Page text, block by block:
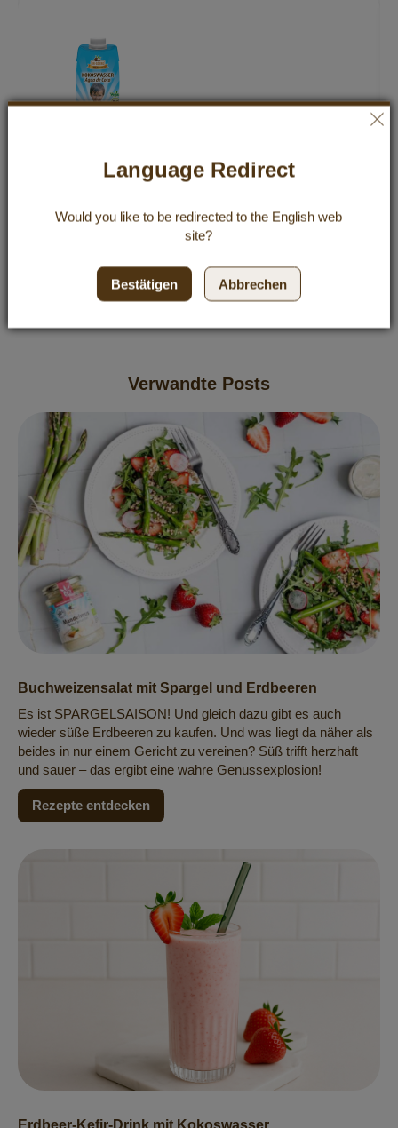
1,99 €
Inkl. 19% Steuern, exkl. Versandkosten
Verwandte Posts
Buchweizensalat mit Spargel und Erdbeeren
Es ist SPARGELSAISON! Und gleich dazu gibt es auch
wieder süße Erdbeeren zu kaufen. Und was liegt da näher als
beides in nur einem Gericht zu vereinen? Süß trifft herzhaft
und sauer – das ergibt eine wahre Genussexplosion!
Rezepte entdecken
Erdbeer-Kefir-Drink mit Kokoswasser
Language Redirect
Would you like to be redirected to the English web
site?
Bestätigen Abbrechen